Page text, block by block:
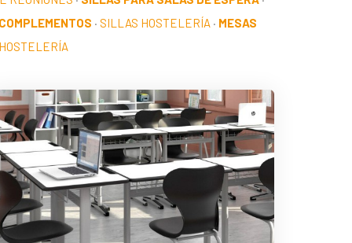
· SILLAS HOSTELERÍA · MESAS